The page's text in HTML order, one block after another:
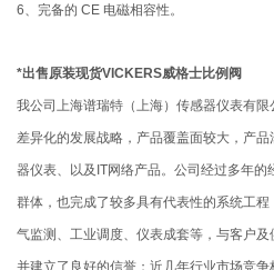
6、完备的 CE 电磁相容性。
*出售原装现货VICKERS威格士比例阀
我公司上海谱瑞特（上海）传感器仪表有限
差异化的发展战略，产品覆盖面较大，产
器仪表、以及IT网络产品。公司经过多年
群体，也完成了较多具有代表性的系统工
气监测、工业调度、仪表成套等，与客户及
并建立了良好的信誉；近几年行业市场竞